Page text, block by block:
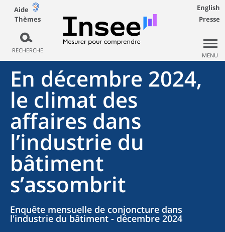
Aide
Thèmes
RECHERCHE
English
Presse
MENU
En décembre 2024,
le climat des
affaires dans
l’industrie du
bâtiment
s’assombrit
Enquête mensuelle de conjoncture dans
l'industrie du bâtiment - décembre 2024